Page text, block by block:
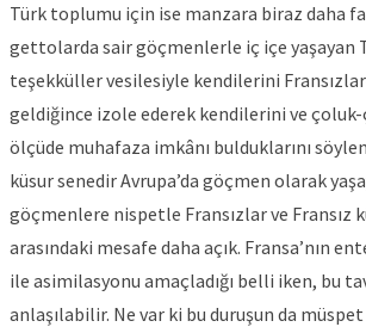
Türk toplumu için ise manzara biraz daha
gettolarda sair göçmenlerle iç içe yaşayan
teşekküller vesilesiyle kendilerini
geldiğince izole ederek kendilerini ve çoluk-
ölçüde muhafaza imkânı bulduklarını
küsur senedir Avrupa’da göçmen olarak
göçmenlere nispetle Fransızlar ve Fransız
arasındaki mesafe daha açık. Fransa’nın
ile asimilasyonu amaçladığı belli iken, bu
anlaşılabilir. Ne var ki bu duruşun da